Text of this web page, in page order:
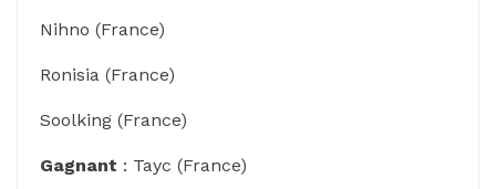
Nihno (France)
Ronisia (France)
Soolking (France)
Gagnant : Tayc (France)